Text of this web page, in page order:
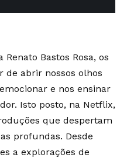
Bastos Rosa, os
de abrir nossos olhos
e nos ensinar
Isto posto, na Netflix,
que despertam
profundas. Desde
a explorações de